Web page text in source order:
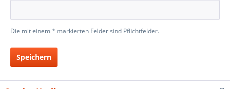
Die mit einem * markierten Felder sind Pflichtfelder.
Speichern